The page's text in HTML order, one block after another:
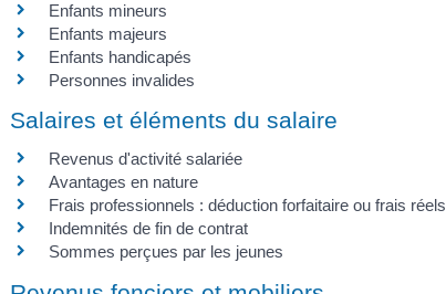
Enfants mineurs
Enfants majeurs
Enfants handicapés
Personnes invalides
Salaires et éléments du salaire
Revenus d'activité salariée
Avantages en nature
Frais professionnels : déduction forfaitaire ou frais réels
Indemnités de fin de contrat
Sommes perçues par les jeunes